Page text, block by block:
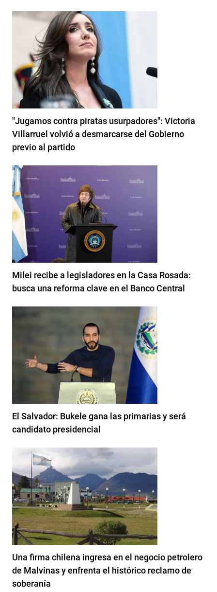
"Jugamos contra piratas usurpadores": Victoria
Villarruel volvió a desmarcarse del Gobierno
previo al partido
Milei recibe a legisladores en la Casa Rosada:
busca una reforma clave en el Banco Central
El Salvador: Bukele gana las primarias y será
candidato presidencial
Una firma chilena ingresa en el negocio petrolero
de Malvinas y enfrenta el histórico reclamo de
soberanía